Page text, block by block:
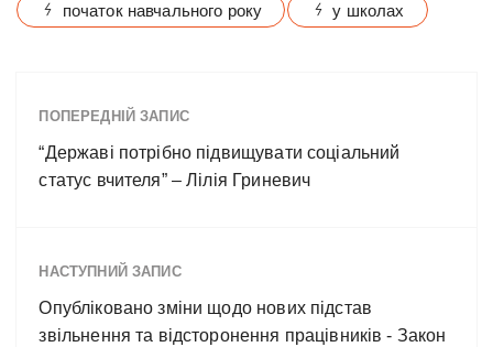
початок навчального року у школах
ПОПЕРЕДНІЙ ЗАПИС
“Державі потрібно підвищувати соціальний
статус вчителя” – Лілія Гриневич
НАСТУПНИЙ ЗАПИС
Опубліковано зміни щодо нових підстав
звільнення та відсторонення працівників - Закон